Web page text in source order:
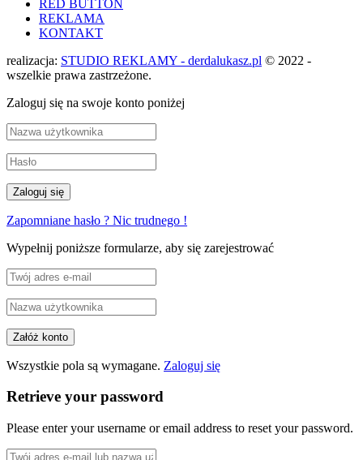
RED BUTTON
REKLAMA
KONTAKT
realizacja: STUDIO REKLAMY - derdalukasz.pl © 2022 -
wszelkie prawa zastrzeżone.
Zaloguj się na swoje konto poniżej
Zapomniane hasło ? Nic trudnego !
Wypełnij poniższe formularze, aby się zarejestrować
Wszystkie pola są wymagane. Zaloguj się
Retrieve your password
Please enter your username or email address to reset your password.